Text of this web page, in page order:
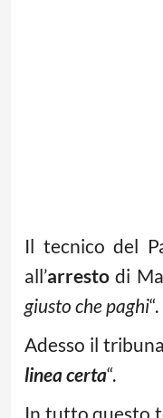
Il tecnico del
all’arresto di
giusto che paghi“.
Adesso il
linea certa“.
In tutto questo